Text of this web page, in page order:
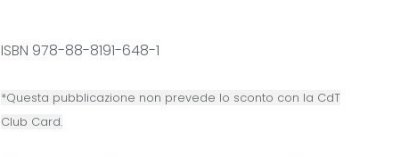
ISBN 978-88-8191-648-1
*Questa pubblicazione non prevede lo sconto con la CdT
Club Card.